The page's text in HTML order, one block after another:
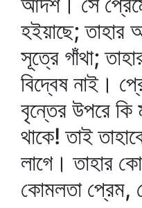
হইয়াছে;
সূত্রে গাঁথা;
বিদ্বেষ নাই।
বৃন্তের উপরে কি
থাকে! তাই
লাগে। তাহার
কোমলতা প্রেম,